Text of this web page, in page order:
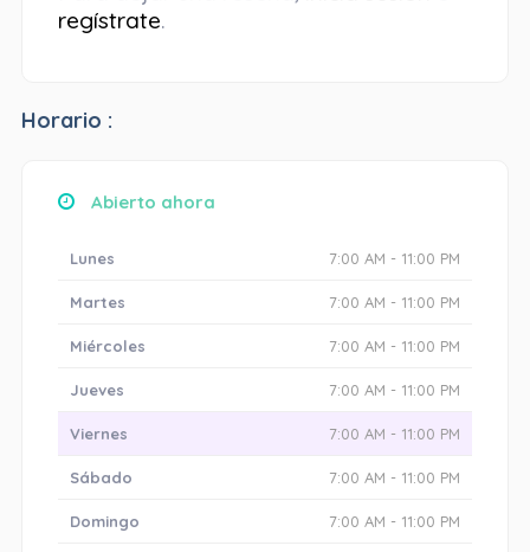
regístrate.
Horario :
Abierto ahora
Lunes 7:00 AM - 11:00 PM
Martes 7:00 AM - 11:00 PM
Miércoles 7:00 AM - 11:00 PM
Jueves 7:00 AM - 11:00 PM
Viernes 7:00 AM - 11:00 PM
Sábado 7:00 AM - 11:00 PM
Domingo 7:00 AM - 11:00 PM